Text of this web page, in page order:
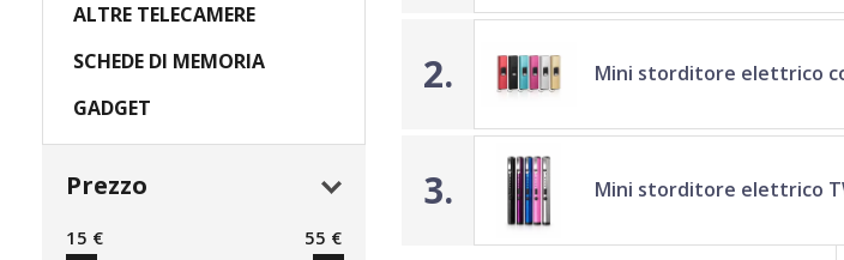
2. Mini storditore elettrico
3. Mini storditore elettrico
ALTRE TELECAMERE
SCHEDE DI MEMORIA
GADGET
Prezzo
15 € 55 €